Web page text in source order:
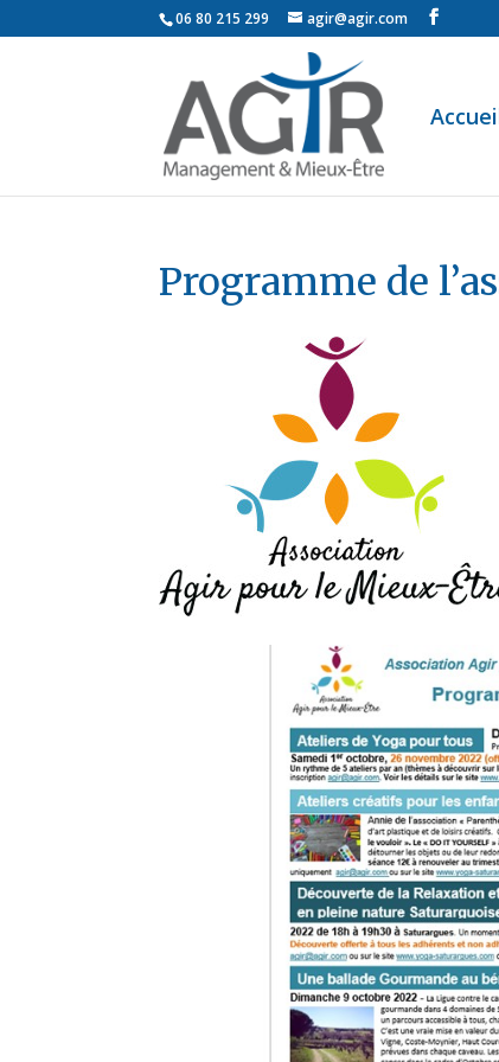
06 80 215 299 agir@agir.com
Programme de